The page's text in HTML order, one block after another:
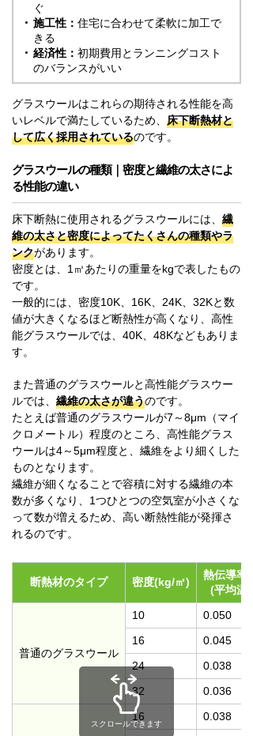
ぐ
施工性： 住宅に合わせて柔軟に加工で
きる
経済性： 初期費用とランニングコスト
のバランスがいい
グラスウールはこれらの期待される性能を高
いレベルで満たしているため、 床下断熱材と
して広く採用されているのです。
グラスウールの種類｜密度と繊維の太さによ
る性能の違い
床下断熱に使用されるグラスウールには、 繊
維の太さと密度によってたくさんの種類やラ
ンクがあります。
密度とは、1㎥あたりの重量をkgで表したもの
です。
一般的には、密度10K、16K、24K、32Kと数
値が大きくなるほど断熱性が高くなり、高性
能グラスウールでは、40K、48Kなどもありま
す。
また普通のグラスウールと高性能グラスウー
ルでは、 繊維の太さが違うのです。
たとえば普通のグラスウールが7～8μm（マイ
クロメートル）程度のところ、高性能グラス
ウールは4～5μm程度と、繊維をより細くした
ものとなります。
繊維が細くなることで容積に対する繊維の本
数が多くなり、1つひとつの空気室が小さくな
って数が増えるため、高い断熱性能が発揮さ
れるのです。
断熱材のタイプ 密度(kg/㎥)
熱伝導率
(平均温
普通のグラスウール
10
0.050
16
0.045
24
0.038
32
0.036
16
0.038
スクロールできます